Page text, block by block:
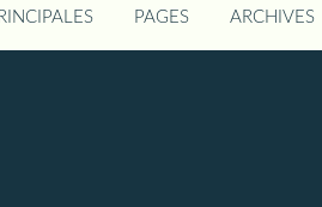
PAGES ARCHIVES